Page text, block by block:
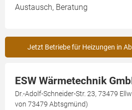
Austausch, Beratung
Jetzt Betriebe für Heizungen in
ESW Wärmetechnik
Dr.-Adolf-Schneider-Str. 23, 73479
von 73479 Abtsgmünd)